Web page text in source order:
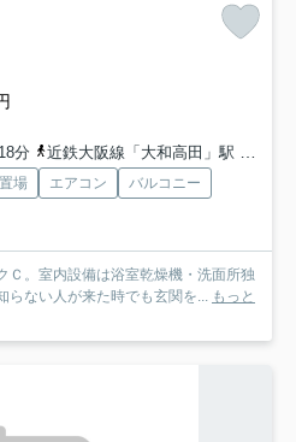
分
近鉄大阪線「大和高田」駅 徒歩26分
場 エアコン
バルコニー
Ｃ。室内設備は浴室乾燥機・洗面所独
らない人が来た時でも玄関を... もっと